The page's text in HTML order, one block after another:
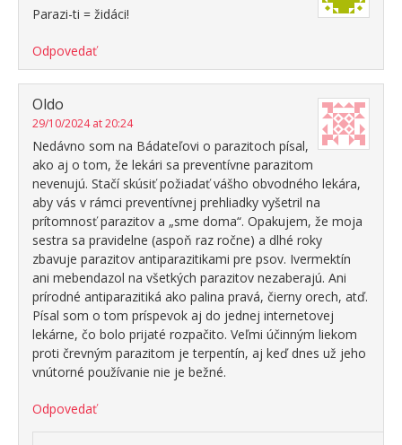
Parazi-ti = židáci!
Odpovedať
Oldo
29/10/2024 at 20:24
Nedávno som na Bádateľovi o parazitoch písal,
ako aj o tom, že lekári sa preventívne parazitom
nevenujú. Stačí skúsiť požiadať vášho obvodného lekára,
aby vás v rámci preventívnej prehliadky vyšetril na
prítomnosť parazitov a „sme doma“. Opakujem, že moja
sestra sa pravidelne (aspoň raz ročne) a dlhé roky
zbavuje parazitov antiparazitikami pre psov. Ivermektín
ani mebendazol na všetkých parazitov nezaberajú. Ani
prírodné antiparazitiká ako palina pravá, čierny orech, atď.
Písal som o tom príspevok aj do jednej internetovej
lekárne, čo bolo prijaté rozpačito. Veľmi účinným liekom
proti črevným parazitom je terpentín, aj keď dnes už jeho
vnútorné používanie nie je bežné.
Odpovedať